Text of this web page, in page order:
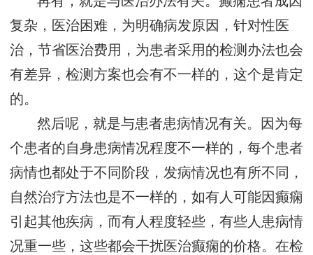
复杂，医治困难，为明确病发原因，针对性医
治，节省医治费用，为患者采用的检测办法也会
有差异，检测方案也会有不一样的，这个是肯定
的。
然后呢，就是与患者患病情况有关。因为每
个患者的自身患病情况程度不一样的，每个患者
病情也都处于不同阶段，发病情况也有所不同，
自然治疗方法也是不一样的，如有人可能因癫痫
引起其他疾病，而有人程度轻些，有些人患病情
况重一些，这些都会干扰医治癫痫的价格。在检